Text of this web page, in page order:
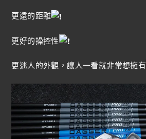
更遠的距離
更好的操控性
更迷人的外觀，讓人一看就非常想擁有